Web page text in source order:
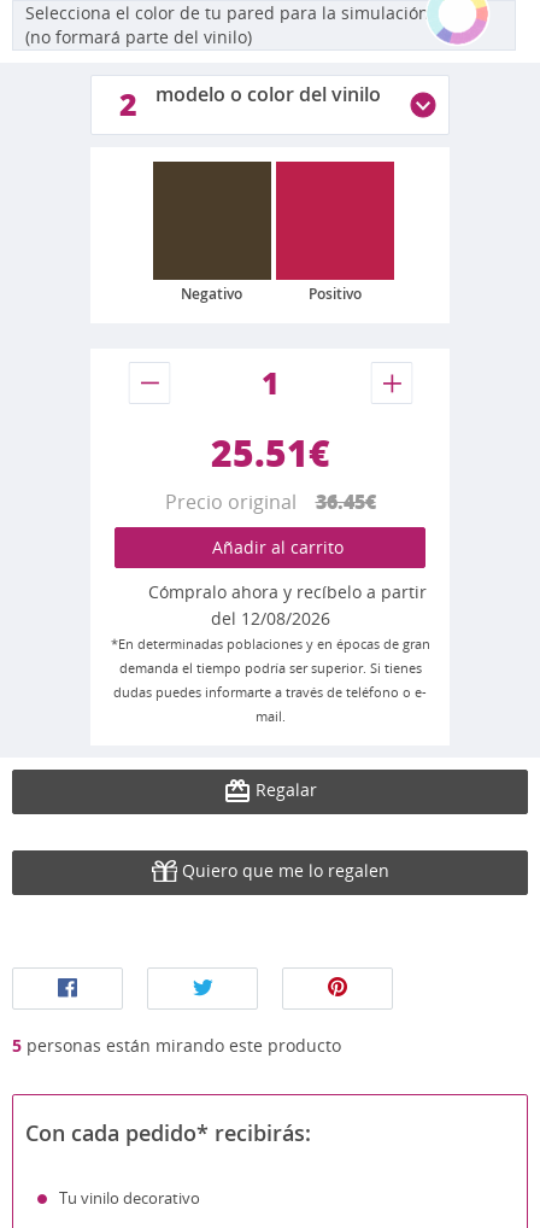
Selecciona el color de tu pared para la simulación
(no formará parte del vinilo)
2 modelo o color del vinilo
Negativo Positivo
25.51€
Precio original36.45€
Añadir al carrito
Cómpralo ahora y recíbelo a partir
del 12/08/2026
*En determinadas poblaciones y en épocas de gran
demanda el tiempo podría ser superior. Si tienes
dudas puedes informarte a través de teléfono o e-
mail.
Regalar
Quiero que me lo regalen
5 personas están mirando este producto
Con cada pedido* recibirás:
Tu vinilo decorativo